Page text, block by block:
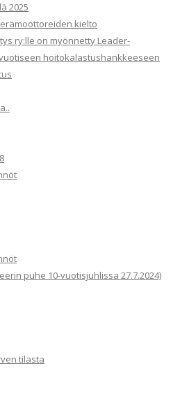
2025
kielto
ry:lle on myönnetty Leader-
hoitokalastushankkeeseen
puhe 10-vuotisjuhlissa 27.7.2024)
tilasta